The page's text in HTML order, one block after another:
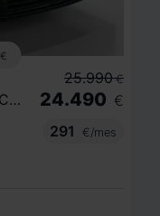
€
ADVANCE 2.0 TDI 110KW (150CV) DSG
25.990 €
24.490 €
291
€/mes